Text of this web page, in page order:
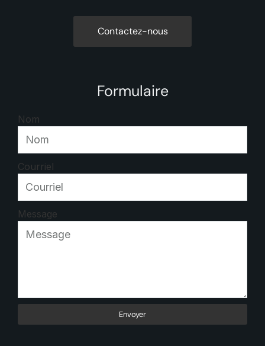
Contactez-nous
Formulaire
Nom
Courriel
Message
Envoyer